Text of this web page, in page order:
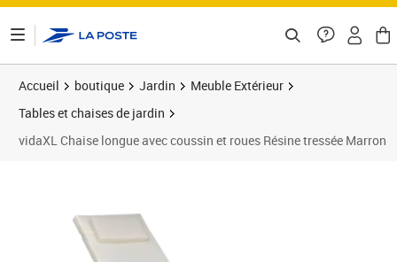
Accueil boutique Jardin
Meuble Extérieur
Tables et chaises de jardin
vidaXL Chaise longue avec coussin et roues Résine tressée Marron